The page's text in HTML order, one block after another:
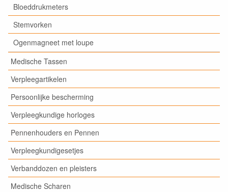
Bloeddrukmeters
Stemvorken
Ogenmagneet met loupe
Medische Tassen
Verpleegartikelen
Persoonlijke bescherming
Verpleegkundige horloges
Pennenhouders en Pennen
Verpleegkundigesetjes
Verbanddozen en pleisters
Medische Scharen